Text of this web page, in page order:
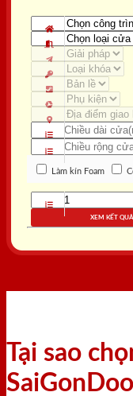
Làm kín Foam
XEM KẾT QUẢ
Tại sao